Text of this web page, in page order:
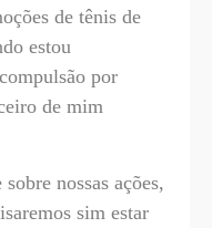
de tênis de
estou
por
de mim
nossas ações,
sim estar